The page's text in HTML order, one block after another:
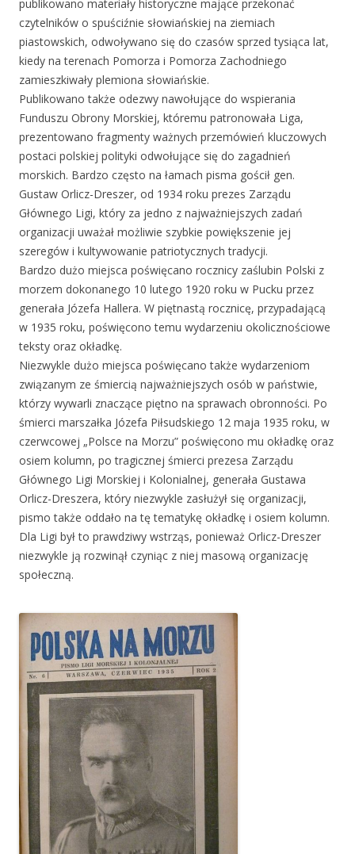
publikowano materiały historyczne mające przekonać
czytelników o spuściźnie słowiańskiej na ziemiach
piastowskich, odwoływano się do czasów sprzed tysiąca lat,
kiedy na terenach Pomorza i Pomorza Zachodniego
zamieszkiwały plemiona słowiańskie.
Publikowano także odezwy nawołujące do wspierania
Funduszu Obrony Morskiej, któremu patronowała Liga,
prezentowano fragmenty ważnych przemówień kluczowych
postaci polskiej polityki odwołujące się do zagadnień
morskich. Bardzo często na łamach pisma gościł gen.
Gustaw Orlicz-Dreszer, od 1934 roku prezes Zarządu
Głównego Ligi, który za jedno z najważniejszych zadań
organizacji uważał możliwie szybkie powiększenie jej
szeregów i kultywowanie patriotycznych tradycji.
Bardzo dużo miejsca poświęcano rocznicy zaślubin Polski z
morzem dokonanego 10 lutego 1920 roku w Pucku przez
generała Józefa Hallera. W piętnastą rocznicę, przypadającą
w 1935 roku, poświęcono temu wydarzeniu okolicznościowe
teksty oraz okładkę.
Niezwykle dużo miejsca poświęcano także wydarzeniom
związanym ze śmiercią najważniejszych osób w państwie,
którzy wywarli znaczące piętno na sprawach obronności. Po
śmierci marszałka Józefa Piłsudskiego 12 maja 1935 roku, w
czerwcowej „Polsce na Morzu” poświęcono mu okładkę oraz
osiem kolumn, po tragicznej śmierci prezesa Zarządu
Głównego Ligi Morskiej i Kolonialnej, generała Gustawa
Orlicz-Dreszera, który niezwykle zasłużył się organizacji,
pismo także oddało na tę tematykę okładkę i osiem kolumn.
Dla Ligi był to prawdziwy wstrząs, ponieważ Orlicz-Dreszer
niezwykle ją rozwinął czyniąc z niej masową organizację
społeczną.